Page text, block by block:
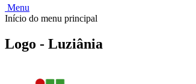
Menu
Início do menu principal
Logo - Luziânia